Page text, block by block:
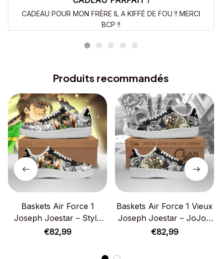
CADEAU POUR MON FRÈRE IL A KIFFÉ DE FOU !! MERCI
BCP !!
Produits recommandés
Baskets Air Force 1
Joseph Joestar – Style
manga
€82,99
Baskets Air Force 1 Vieux
Joseph Joestar – JoJo’s
Bizarre Adventure
€82,99